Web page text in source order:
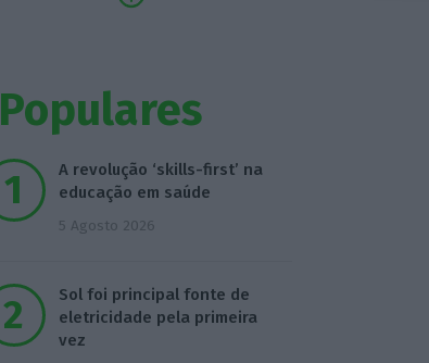
Populares
A revolução ‘skills-first’ na
educação em saúde
5 Agosto 2026
Sol foi principal fonte de
eletricidade pela primeira
vez